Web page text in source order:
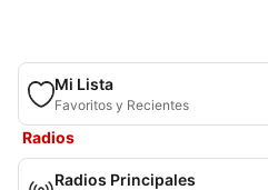
Mi Lista
Favoritos y Recientes
Radios
Radios Principales